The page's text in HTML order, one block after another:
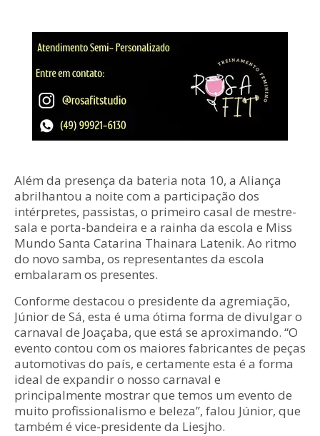
Além da presença da bateria nota 10, a Aliança
abrilhantou a noite com a participação dos
intérpretes, passistas, o primeiro casal de mestre-
sala e porta-bandeira e a rainha da escola e Miss
Mundo Santa Catarina Thainara Latenik. Ao ritmo
do novo samba, os representantes da escola
embalaram os presentes.
Conforme destacou o presidente da agremiação,
Júnior de Sá, esta é uma ótima forma de divulgar o
carnaval de Joaçaba, que está se aproximando. “O
evento contou com os maiores fabricantes de peças
automotivas do país, e certamente esta é a forma
ideal de expandir o nosso carnaval e
principalmente mostrar que temos um evento de
muito profissionalismo e beleza”, falou Júnior, que
também é vice-presidente da Liesjho.